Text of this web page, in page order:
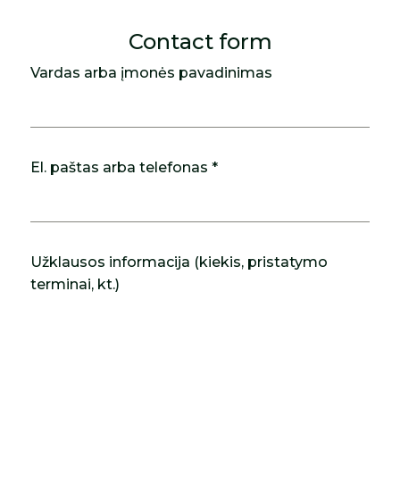
Contact form
Vardas arba įmonės pavadinimas
El. paštas arba telefonas *
Užklausos informacija (kiekis, pristatymo
terminai, kt.)